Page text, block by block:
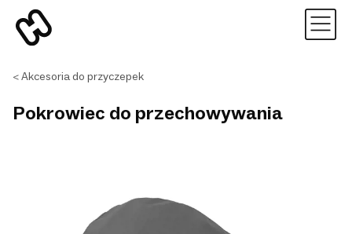
Akcesoria do przyczepek
Pokrowiec do przechowywania